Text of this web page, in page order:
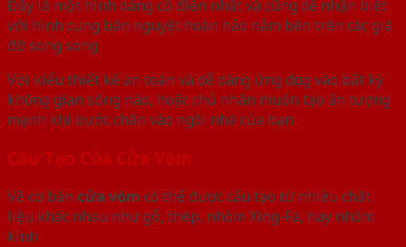
Đây là một hình dáng cổ điển nhất và cũng dễ nhận biết
với hình cung bán nguyệt hoàn hảo nằm bên trên các giá
đỡ song song
Với kiểu thiết kế an toàn và dễ dàng ứng dụng vào bất kỳ
không gian sống nào, hoặc chủ nhân muốn tạo ấn tượng
mạnh khi bước chân vào ngôi nhà của bạn
Cấu Tạo Của Cửa Vòm
Về cơ bản cửa vòm có thể được cấu tạo từ nhiều chất
liệu khác nhau như gỗ, thép, nhôm Xing-Fa, hay nhôm
kính